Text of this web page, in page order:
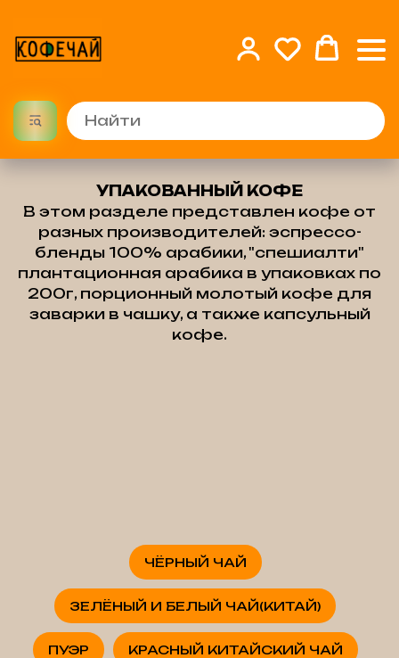
УПАКОВАННЫЙ КОФЕ
В этом разделе представлен кофе от
разных производителей: эспрессо-
бленды 100% арабики, "спешиалти"
плантационная арабика в упаковках по
200г, порционный молотый кофе для
заварки в чашку, а также капсульный
кофе.
ЧЁРНЫЙ ЧАЙ
ЗЕЛЁНЫЙ И БЕЛЫЙ ЧАЙ(КИТАЙ)
ПУЭР КРАСНЫЙ КИТАЙСКИЙ ЧАЙ